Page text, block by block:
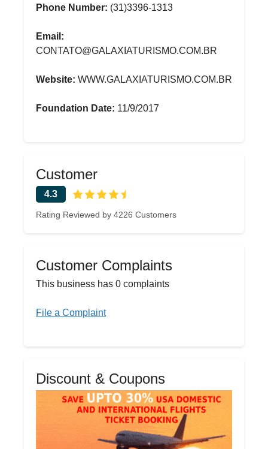
Phone Number: (31)3396-1313
Email:
CONTATO@GALAXIATURISMO.COM.BR
Website: WWW.GALAXIATURISMO.COM.BR
Foundation Date: 11/9/2017
Customer
4.3
Rating Reviewed by 4226 Customers
Customer Complaints
This business has 0 complaints
File a Complaint
Discount & Coupons